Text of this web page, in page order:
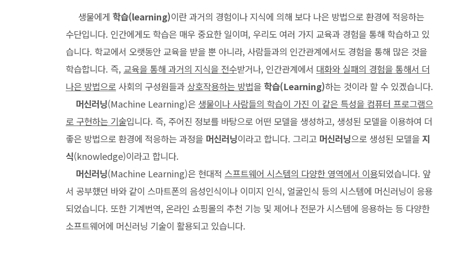
생물에게 학습(learning)이란 과거의 경험이나 지식에 의해 보다 나은 방법으로 환경에 적응하는
수단입니다. 인간에게도 학습은 매우 중요한 일이며, 우리도 여러 가지 교육과 경험을 통해 학습하고 있
습니다. 학교에서 오랫동안 교육을 받을 뿐 아니라, 사람들과의 인간관계에서도 경험을 통해 많은 것을
학습합니다. 즉, 교육을 통해 과거의 지식을 전수받거나, 인간관계에서 대화와 실패의 경험을 통해서 더
나은 방법으로 사회의 구성원들과 상호작용하는 방법을학습(Learning)하는 것이라 할 수 있겠습니다.
머신러닝(Machine Learning)은 생물이나 사람들의 학습이 가진 이 같은 특성을 컴퓨터 프로그램으
로 구현하는 기술입니다. 즉, 주어진 정보를 바탕으로 어떤 모델을 생성하고, 생성된 모델을 이용하여 더
좋은 방법으로 환경에 적응하는 과정을 머신러닝이라고 합니다. 그리고 머신러닝으로 생성된 모델을지
식(knowledge)이라고 합니다.
머신러닝(Machine Learning)은 현대적 스프트웨어 시스템의 다양한 영역에서 이용되었습니다. 앞
서 공부했던 바와 같이 스마트폰의 음성인식이나 이미지 인식, 얼굴인식 등의 시스템에 머신러닝이 응용
되었습니다. 또한 기계번역, 온라인 쇼핑몰의 추천 기능 및 제어나 전문가 시스템에 응용하는 등 다양한
소프트웨어에 머신러닝 기술이 활용되고 있습니다.